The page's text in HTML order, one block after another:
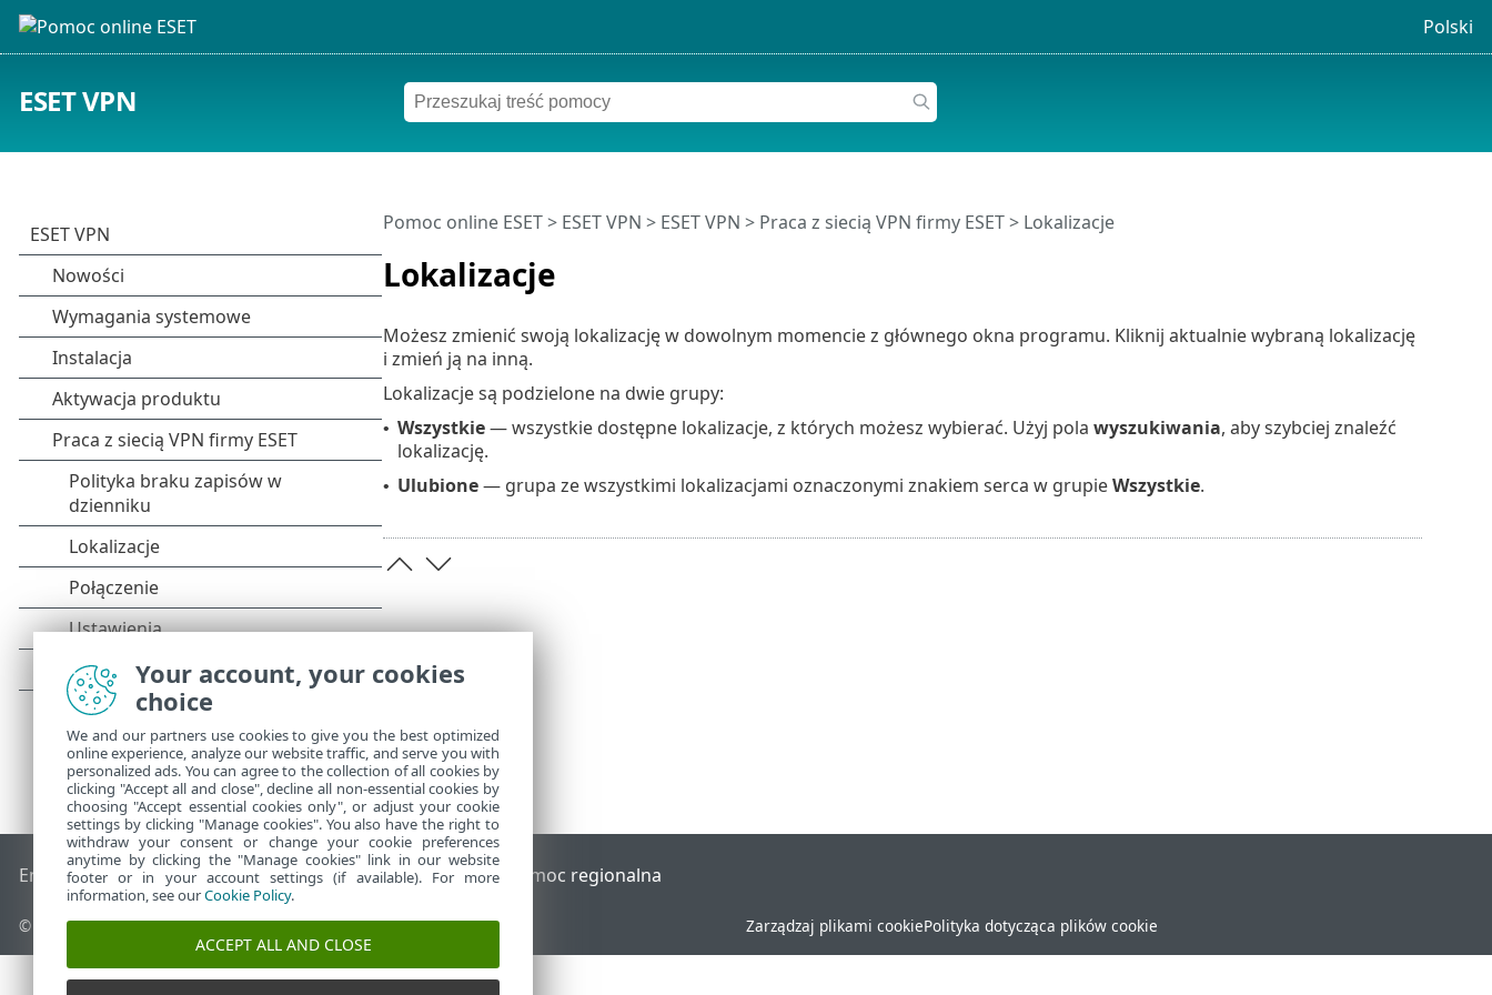
Polski
ESET VPN
Lokalizacje
Pomoc online ESET> ESET VPN > ESET VPN > Praca z siecią VPN firmy ESET> Lokalizacje
Możesz zmienić swoją lokalizację w dowolnym momencie z głównego okna programu. Kliknij aktualnie wybraną lokalizację
i zmień ją na inną.
Lokalizacje są podzielone na dwie grupy:
• Wszystkie— wszystkie dostępne lokalizacje, z których możesz wybierać. Użyj pola wyszukiwania, aby szybciej znaleźć
lokalizację.
• Ulubione— grupa ze wszystkimi lokalizacjami oznaczonymi znakiem serca w grupieWszystkie.
End of Life Baza wiedzy ESETForum ESET ESET Status Portal Pomoc regionalna
© 1992 - 2026 ESET, spol. s r.o. – Wszelkie prawa zastrzeżone. Zarządzaj plikami cookiePolityka dotycząca plików cookie
Your account, your cookies
choice
We and our partners use cookies to give you the best optimized
online experience, analyze our website traffic, and serve you with
personalized ads. You can agree to the collection of all cookies by
clicking "Accept all and close", decline all non-essential cookies by
choosing "Accept essential cookies only", or adjust your cookie
settings by clicking "Manage cookies". You also have the right to
withdraw your consent or change your cookie preferences
anytime by clicking the "Manage cookies" link in our website
footer or in your account settings (if available). For more
information, see ourCookie Policy.
ACCEPT ALL AND CLOSE